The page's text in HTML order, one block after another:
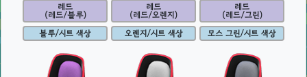
레드
(레드/블루)
블루/시트 색상
레드
(레드/오렌지)
오렌지/시트 색상
레드
(레드/그린)
모스 그린/시트 색상